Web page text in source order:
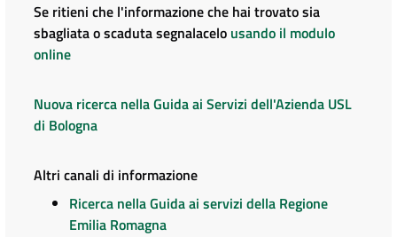
Se ritieni che l'informazione che hai trovato sia
sbagliata o scaduta segnalacelo usando il modulo
online
Nuova ricerca nella Guida ai Servizi dell'Azienda USL
di Bologna
Altri canali di informazione
Ricerca nella Guida ai servizi della Regione
Emilia Romagna